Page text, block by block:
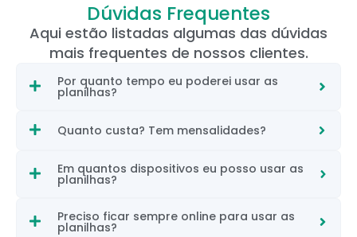
Dúvidas Frequentes
Aqui estão listadas algumas das dúvidas
mais frequentes de nossos clientes.
Por quanto tempo eu poderei usar as
planilhas?
Quanto custa? Tem mensalidades?
Em quantos dispositivos eu posso usar as
planilhas?
Preciso ficar sempre online para usar as
planilhas?